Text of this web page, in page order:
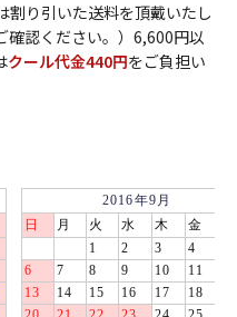
割り引いた送料を頂戴いたし
確認ください。）6,600円以
クール代金440円をご負担い